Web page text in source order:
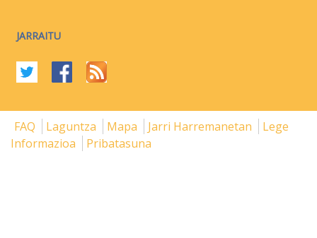
JARRAITU
FAQ Laguntza Mapa Jarri Harremanetan
Lege
Informazioa
Pribatasuna